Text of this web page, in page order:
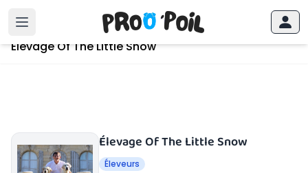
Accueil Pouilly-Lès-Feurs›Élevage Of The Little Snow
Élevage Of The Little Snow
Élevage Of The Little Snow
Éleveurs